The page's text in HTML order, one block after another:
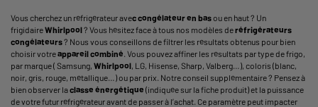
Vous cherchez un réfrigérateur avec congélateur en basou en haut ? Un
frigidaireWhirlpool? Vous hésitez face à tous nos modèles deréfrigérateurs
congélateurs? Nous vous conseillons de filtrer les résultats obtenus pour bien
choisir votreappareil combiné . Vous pouvez affiner les résultats par type de frigo,
par marque ( Samsung, Whirlpool , LG, Hisense, Sharp, Valberg…), coloris (blanc,
noir, gris, rouge, métallique…) ou par prix. Notre conseil supplémentaire ? Pensez à
bien observer laclasse énergétique (indiquée sur la fiche produit) et la puissance
de votre futur réfrigérateur avant de passer à l’achat. Ce paramètre peut impacter